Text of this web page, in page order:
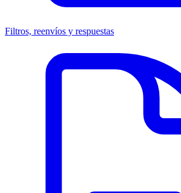
Filtros, reenvíos y respuestas